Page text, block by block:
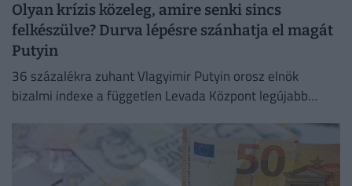
Olyan krízis közeleg, amire senki sincs
felkészülve? Durva lépésre szánhatja el magát
Putyin
36 százalékra zuhant Vlagyimir Putyin orosz elnök
bizalmi indexe a független Levada Központ legújabb